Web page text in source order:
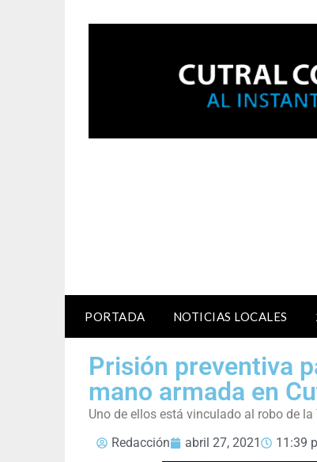
PORTADA NOTICIAS LOCALES
Prisión preventiva
mano armada en
Uno de ellos está vinculado al robo de
Redacción
abril 27, 2021 11:39